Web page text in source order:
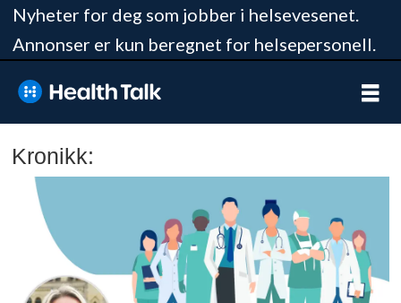
Nyheter for deg som jobber i helsevesenet.
Annonser er kun beregnet for helsepersonell.
Kronikk: